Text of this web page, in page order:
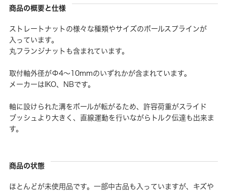
商品の概要と仕様
ストレートナットの様々な種類やサイズのボールスプラインが
入っています。
丸フランジナットも含まれています。
取付軸外径がΦ4〜10mmのいずれかが含まれています。
メーカーはIKO、NBです。
軸に設けられた溝をボールが転がるため、許容荷重がスライド
ブッシュより大きく、直線運動を行いながらトルク伝達も出来ま
す。
商品の状態
ほとんどが未使用品です。一部中古品も入っていますが、キズや